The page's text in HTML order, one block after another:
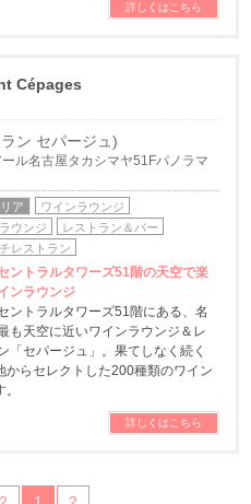
詳しくはこちら
Cépages
ン セパージュ)
ル名古屋タカシマヤ51Fパノラマ
ア
ワインラウンジ
ウンジ
レストラン＆バー
レストラン
ントラルタワーズ51階の天空で楽
ンラウンジ
ントラルタワーズ51階にある、名
も天空に近いワインラウンジ＆レ
「セパージュ」。果てしなく続く
らセレクトした200種類のワイン
詳しくはこちら